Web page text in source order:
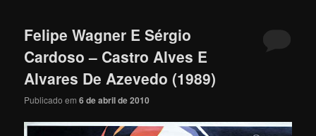
Felipe Wagner E Sérgio
Cardoso – Castro Alves E
Alvares De Azevedo (1989)
Publicado em6 de abril de 2010